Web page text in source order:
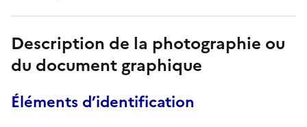
Description de la photographie ou
du document graphique
Éléments d’identification